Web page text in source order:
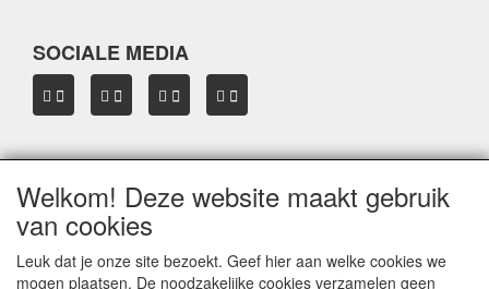
SOCIALE MEDIA
OVER HBDAKDRAGERS.NL
Dakkoffer verhuur Hardinxveld-Giessendam
Verkoop dakkoffers en skiboxen
Welkom! Deze website maakt gebruik
van cookies
Leuk dat je onze site bezoekt. Geef hier aan welke cookies we
mogen plaatsen. De noodzakelijke cookies verzamelen geen